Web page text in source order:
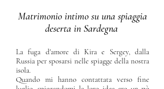
Matrimonio intimo su una spiaggia
deserta in Sardegna
La fuga d'amore di Kira e Sergey, dalla
Russia per sposarsi nelle spiagge della nostra
isola.
Quando mi hanno contattata verso fine